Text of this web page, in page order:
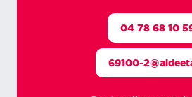
04 78 68 10
69100-